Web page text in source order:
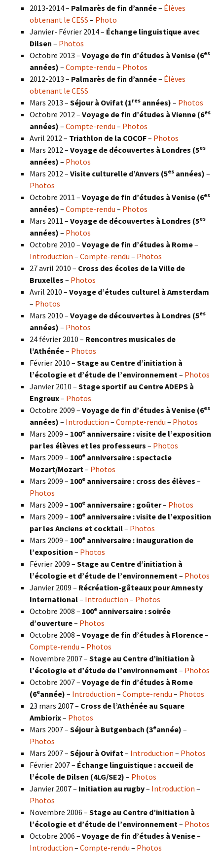
2013-2014 – Palmarès de fin d’année– Élèves
obtenant le CESS – Photo
Janvier- Février 2014 – Échange linguistique avec
Dilsen – Photos
Octobre 2013 – Voyage de fin d’études à Venise (6es
années) – Compte-rendu – Photos
2012-2013 – Palmarès de fin d’année– Élèves
obtenant le CESS
Mars 2013 – Séjour à Ovifat (1res années) – Photos
Octobre 2012 – Voyage de fin d’études à Vienne (6es
années) – Compte-rendu – Photos
Avril 2012 – Triathlon de la COCOF– Photos
Mars 2012 – Voyage de découvertes à Londres (5es
années) – Photos
Mars 2012 – Visite culturelle d’Anvers (5es années) –
Photos
Octobre 2011 – Voyage de fin d’études à Venise (6es
années) – Compte-rendu – Photos
Mars 2011 – Voyage de découvertes à Londres (5es
années) – Photos
Octobre 2010 – Voyage de fin d’études à Rome–
Introduction – Compte-rendu – Photos
27 avril 2010 – Cross des écoles de la Ville de
Bruxelles – Photos
Avril 2010 – Voyage d’études culturel à Amsterdam
– Photos
Mars 2010 – Voyage de découvertes à Londres (5es
années) – Photos
24 février 2010 – Rencontres musicales de
l’Athénée– Photos
Février 2010 – Stage au Centre d’initiation à
l’écologie et d’étude de l’environnement – Photos
Janvier 2010 – Stage sportif au Centre ADEPS à
Engreux– Photos
Octobre 2009 – Voyage de fin d’études à Venise (6es
années) – Introduction – Compte-rendu – Photos
Mars 2009 – 100e anniversaire : visite de l’exposition
par les élèves et les professeurs – Photos
Mars 2009 – 100e anniversaire : spectacle
Mozart/Mozart – Photos
Mars 2009 – 100e anniversaire : cross des élèves –
Photos
Mars 2009 – 100e anniversaire : goûter– Photos
Mars 2009 – 100e anniversaire : visite de l’exposition
par les Anciens et cocktail– Photos
Mars 2009 – 100e anniversaire : inauguration de
l’exposition – Photos
Février 2009 – Stage au Centre d’initiation à
l’écologie et d’étude de l’environnement – Photos
Janvier 2009 – Récréation-gâteaux pour Amnesty
International– Introduction – Photos
Octobre 2008 – 100e anniversaire : soirée
d’ouverture– Photos
Octobre 2008 – Voyage de fin d’études à Florence–
Compte-rendu – Photos
Novembre 2007 – Stage au Centre d’initiation à
l’écologie et d’étude de l’environnement – Photos
Octobre 2007 – Voyage de fin d’études à Rome
(6eannée) – Introduction – Compte-rendu – Photos
23 mars 2007 – Cross de l’Athénée au Square
Ambiorix– Photos
Mars 2007 – Séjour à Butgenbach (3eannée) –
Photos
Mars 2007 – Séjour à Ovifat – Introduction – Photos
Février 2007 – Échange linguistique : accueil de
l’école de Dilsen (4LG/SE2) – Photos
Janvier 2007 – Initiation au rugby– Introduction –
Photos
Novembre 2006 – Stage au Centre d’initiation à
l’écologie et d’étude de l’environnement – Photos
Octobre 2006 – Voyage de fin d’études à Venise–
Introduction – Compte-rendu – Photos